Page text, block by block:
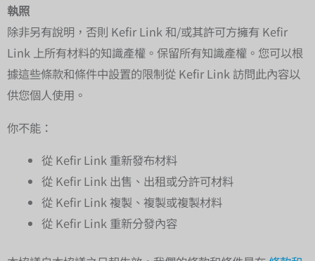
執照
除非另有說明，否則 Kefir Link 和/或其許可方擁有 Kefir
Link 上所有材料的知識產權。保留所有知識產權。您可以根
據這些條款和條件中設置的限制從 Kefir Link 訪問此內容以
供您個人使用。
你不能：
從 Kefir Link 重新發布材料
從 Kefir Link 出售、出租或分許可材料
從 Kefir Link 複製、複製或複製材料
從 Kefir Link 重新分發內容